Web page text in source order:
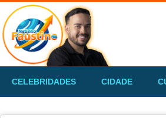
CELEBRIDADES CIDADE